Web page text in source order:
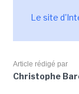
Le site
Article rédigé par
Christophe